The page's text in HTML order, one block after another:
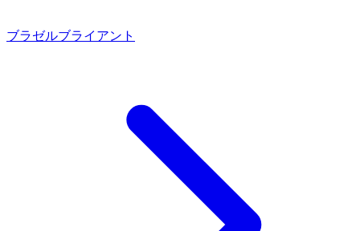
ブラゼルブライアント